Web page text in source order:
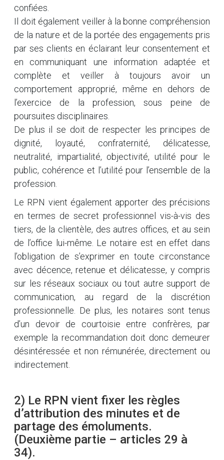
confiées.
Il doit également veiller à la bonne compréhension
de la nature et de la portée des engagements pris
par ses clients en éclairant leur consentement et
en communiquant une information adaptée et
complète et veiller à toujours avoir un
comportement approprié, même en dehors de
l’exercice de la profession, sous peine de
poursuites disciplinaires.
De plus il se doit de respecter les principes de
dignité, loyauté, confraternité, délicatesse,
neutralité, impartialité, objectivité, utilité pour le
public, cohérence et l’utilité pour l’ensemble de la
profession.
Le RPN vient également apporter des précisions
en termes de secret professionnel vis-à-vis des
tiers, de la clientèle, des autres offices, et au sein
de l’office lui-même. Le notaire est en effet dans
l’obligation de s’exprimer en toute circonstance
avec décence, retenue et délicatesse, y compris
sur les réseaux sociaux ou tout autre support de
communication, au regard de la discrétion
professionnelle. De plus, les notaires sont tenus
d’un devoir de courtoisie entre confrères, par
exemple la recommandation doit donc demeurer
désintéressée et non rémunérée, directement ou
indirectement.
2) Le RPN vient fixer les règles
d’attribution des minutes et de
partage des émoluments.
(Deuxième partie – articles 29 à
34).